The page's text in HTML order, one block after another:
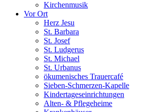
Kirchenmusik
Vor Ort
Herz Jesu
St. Barbara
St. Josef
St. Ludgerus
St. Michael
St. Urbanus
ökumenisches Trauercafé
Sieben-Schmerzen-Kapelle
Kindertageseinrichtungen
Alten- & Pflegeheime